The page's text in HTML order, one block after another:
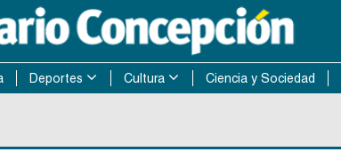
Deportes Cultura Ciencia y Sociedad